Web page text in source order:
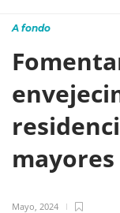
A fondo
mayores
Mayo, 2024